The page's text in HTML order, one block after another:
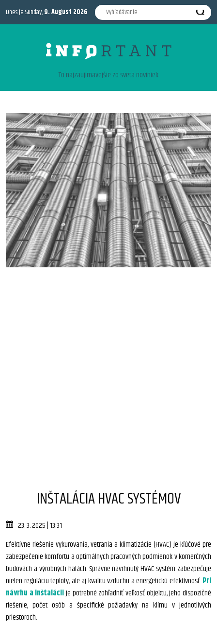
Dnes je Sunday,9. August 2026
To najzaujimavejšie zo sveta noviniek
INŠTALÁCIA HVAC SYSTÉMOV
23. 3. 2025 | 13:31
Efektívne riešenie vykurovania, vetrania a klimatizácie (HVAC) je kľúčové pre
zabezpečenie komfortu a optimálnych pracovných podmienok v komerčných
budovách a výrobných halách. Správne navrhnutý HVAC systém zabezpečuje
nielen reguláciu teploty, ale aj kvalitu vzduchu a energetickú efektívnosť.Pri
návrhu a inštaláciije potrebné zohľadniť veľkosť objektu, jeho dispozičné
riešenie, počet osôb a špecifické požiadavky na klímu v jednotlivých
priestoroch.